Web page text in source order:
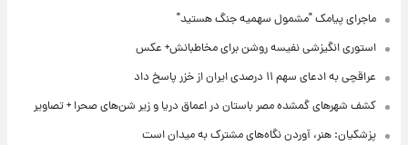
ماجرای پیامک "مشمول سهمیه جنگ هستید"
استوری انگیزشی نفیسه روشن برای مخاطبانش+ عکس
عراقچی به ادعای سهم ۱۱ درصدی ایران از خزر پاسخ داد
کشف شهرهای گمشده مصر باستان در اعماق دریا و زیر شن‌های صحرا + تصاویر
پزشکیان: هنر، آوردن نگاه‌های مشترک به میدان است